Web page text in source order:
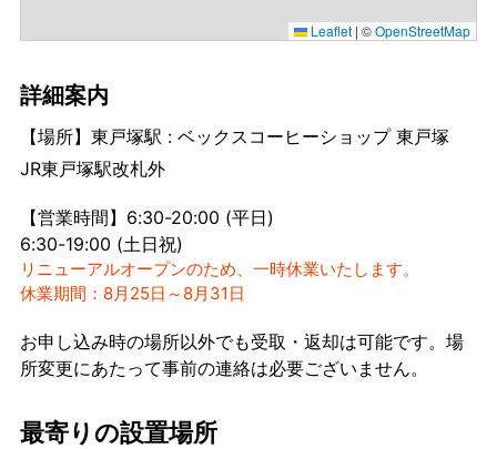
Leaflet | ©OpenStreetMap
詳細案内
【場所】東戸塚駅 : ベックスコーヒーショップ 東戸塚
JR東戸塚駅改札外
【営業時間】6:30-20:00 (平日)
6:30-19:00 (土日祝)
リニューアルオープンのため、一時休業いたします。
休業期間：8月25日～8月31日
お申し込み時の場所以外でも受取・返却は可能です。場
所変更にあたって事前の連絡は必要ございません。
最寄りの設置場所